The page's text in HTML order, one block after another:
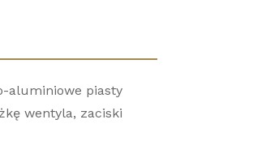
aluminiowe piasty
wentyla, zaciski